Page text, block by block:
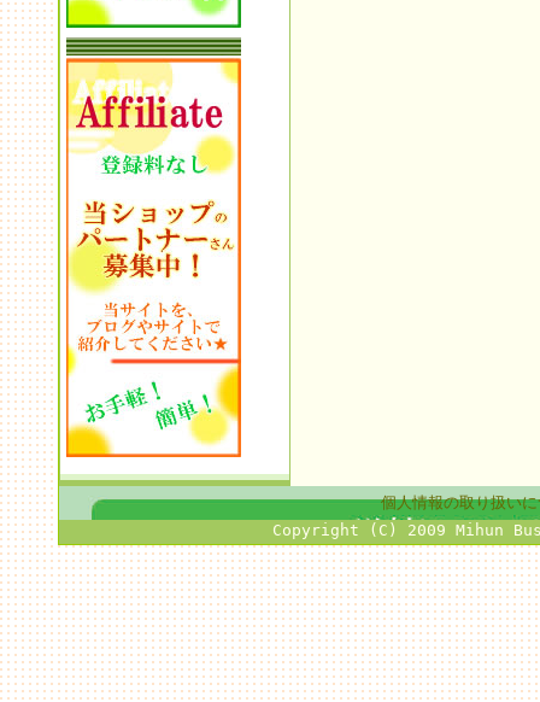
個人情報の取り扱い
Copyright (C) 2009 Mihun